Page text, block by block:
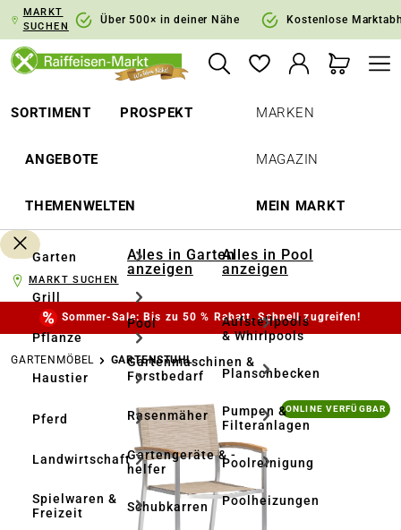
Zur Hauptnavigation springen
MARKT
SUCHEN
Über 500× in deiner Nähe Kostenlose
SORTIMENT PROSPEKT
ANGEBOTE
THEMENWELTEN
MARKEN
MAGAZIN
MEIN MARKT
Garten
Grill
Pflanze
Haustier
Pferd
Landwirtschaft
Spielwaren &
Freizeit
Alles in Garten
anzeigen
Pool
Gartenmaschinen &
Forstbedarf
Rasenmäher
Gartengeräte & -
helfer
Schubkarren
Alles in Pool
anzeigen
Aufstellpools
& Whirlpools
Planschbecken
Pumpen &
Filteranlagen
Poolreinigung
Poolheizungen
MARKT SUCHEN
Sommer-Sale: Bis zu 50 % Rabatt. Schnell zugreifen!
GARTENMÖBEL GARTENSTUHL
Bildergalerie überspringen ONLINE VERFÜGBAR